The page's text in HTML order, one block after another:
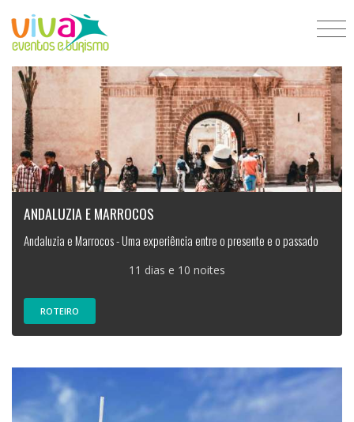
ANDALUZIA E MARROCOS
Andaluzia e Marrocos - Uma experiência entre o presente e o passado
11 dias e 10 noites
ROTEIRO